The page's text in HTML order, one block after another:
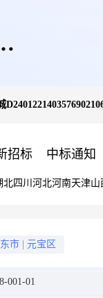
招标 中标通知
北四川 河北河南天津山
市 元宝区
001-01